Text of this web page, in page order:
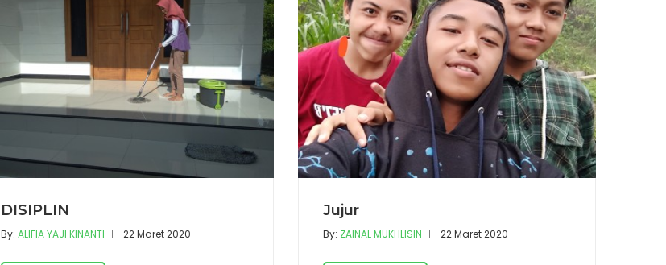
DISIPLIN
By: ALIFIA YAJI KINANTI 22 Maret 2020
Jujur
By: ZAINAL MUKHLISIN 22 Maret 2020